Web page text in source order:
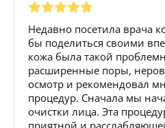
Недавно посетила врача
бы поделиться своими
кожа была такой
расширенные поры,
осмотр и рекомендовал
процедур. Сначала мы
очистки лица. Эта
приятной и